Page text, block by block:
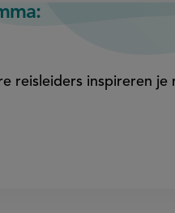
reisleiders inspireren